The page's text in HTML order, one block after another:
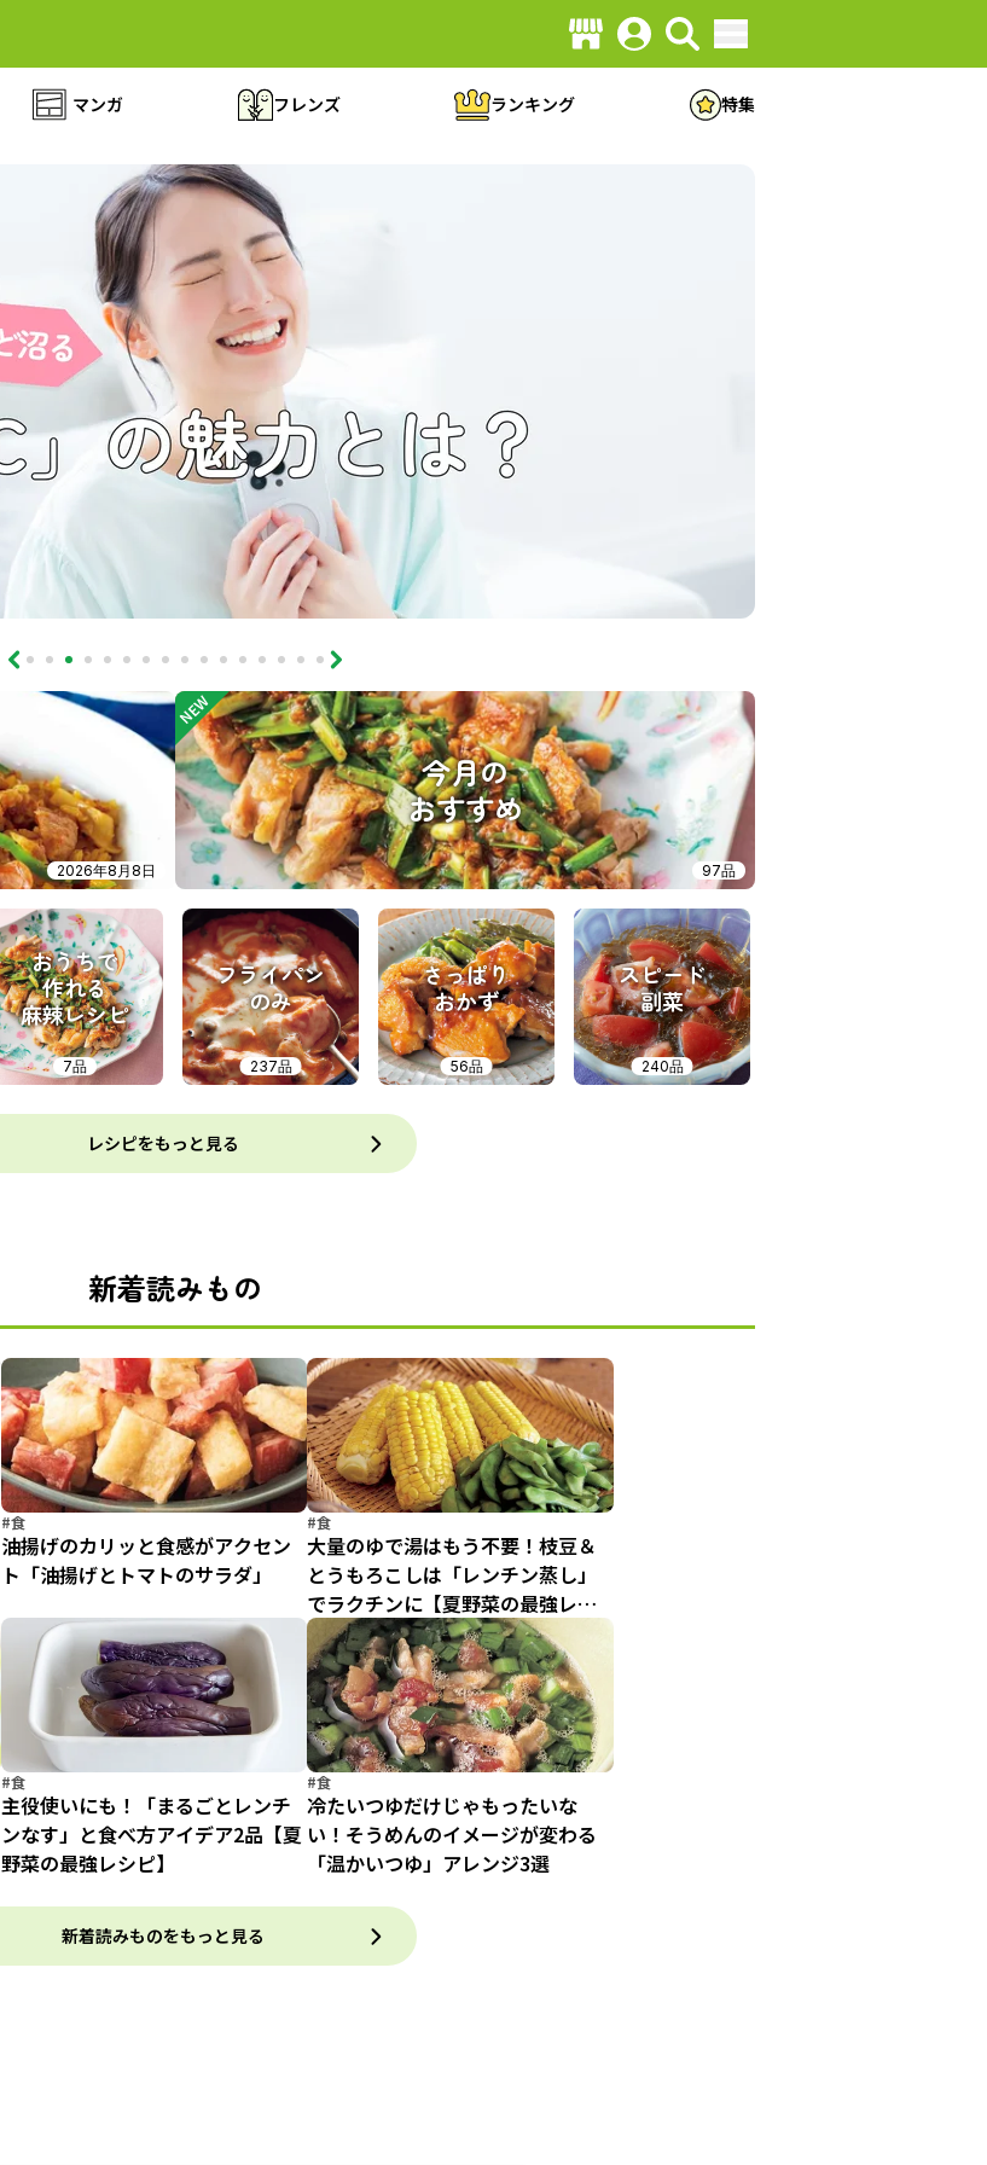
マンガ フレンズ ランキング 特集
2026年8月8日
今月の
おすすめ
NEW
97品
おうちで
作れる
麻辣レシピ
7品
フライパン
のみ
237品
さっぱり
おかず
56品
スピード
副菜
240品
レシピをもっと見る
新着読みもの
#食
油揚げのカリッと食感がアクセン
ト「油揚げとトマトのサラダ」
#食
大量のゆで湯はもう不要！枝豆＆
とうもろこしは「レンチン蒸し」
でラクチンに【夏野菜の最強レシ
ピ】
#食
主役使いにも！「まるごとレンチ
ンなす」と食べ方アイデア2品【夏
野菜の最強レシピ】
#食
冷たいつゆだけじゃもったいな
い！そうめんのイメージが変わる
「温かいつゆ」アレンジ3選
新着読みものをもっと見る